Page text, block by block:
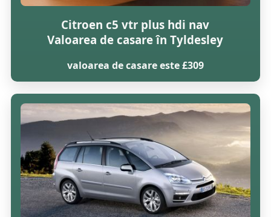
Citroen c5 vtr plus hdi nav
Valoarea de casare în Tyldesley
valoarea de casare este £309